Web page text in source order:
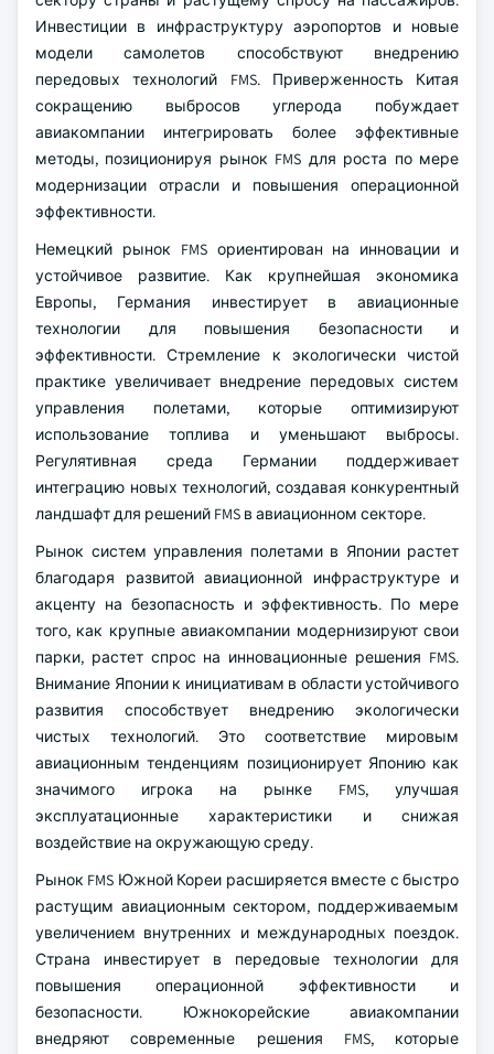
Инвестиции в инфраструктуру аэропортов и новые
модели самолетов способствуют внедрению
передовых технологий FMS. Приверженность Китая
сокращению выбросов углерода побуждает
авиакомпании интегрировать более эффективные
методы, позиционируя рынок FMS для роста по мере
модернизации отрасли и повышения операционной
эффективности.
Немецкий рынок FMS ориентирован на инновации и
устойчивое развитие. Как крупнейшая экономика
Европы, Германия инвестирует в авиационные
технологии для повышения безопасности и
эффективности. Стремление к экологически чистой
практике увеличивает внедрение передовых систем
управления полетами, которые оптимизируют
использование топлива и уменьшают выбросы.
Регулятивная среда Германии поддерживает
интеграцию новых технологий, создавая конкурентный
ландшафт для решений FMS в авиационном секторе.
Рынок систем управления полетами в Японии растет
благодаря развитой авиационной инфраструктуре и
акценту на безопасность и эффективность. По мере
того, как крупные авиакомпании модернизируют свои
парки, растет спрос на инновационные решения FMS.
Внимание Японии к инициативам в области устойчивого
развития способствует внедрению экологически
чистых технологий. Это соответствие мировым
авиационным тенденциям позиционирует Японию как
значимого игрока на рынке FMS, улучшая
эксплуатационные характеристики и снижая
воздействие на окружающую среду.
Рынок FMS Южной Кореи расширяется вместе с быстро
растущим авиационным сектором, поддерживаемым
увеличением внутренних и международных поездок.
Страна инвестирует в передовые технологии для
повышения операционной эффективности и
безопасности. Южнокорейские авиакомпании
внедряют современные решения FMS, которые